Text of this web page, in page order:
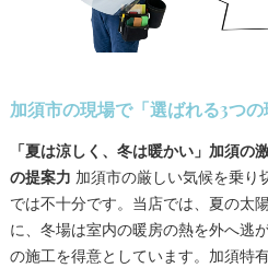
加須市の現場で「選ばれる3つの
「夏は涼しく、冬は暖かい」加須の
の提案力 加須市の厳しい気候を乗り
では不十分です。当店では、夏の太
に、冬場は室内の暖房の熱を外へ逃
の施工を得意としています。加須特